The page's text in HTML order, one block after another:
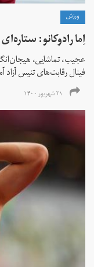
ورزش
اِما رادوکانو:
عجیب، تماشایی،
فینال رقابت‌های تنیس
۲۱ شهریور ۱۴۰۰